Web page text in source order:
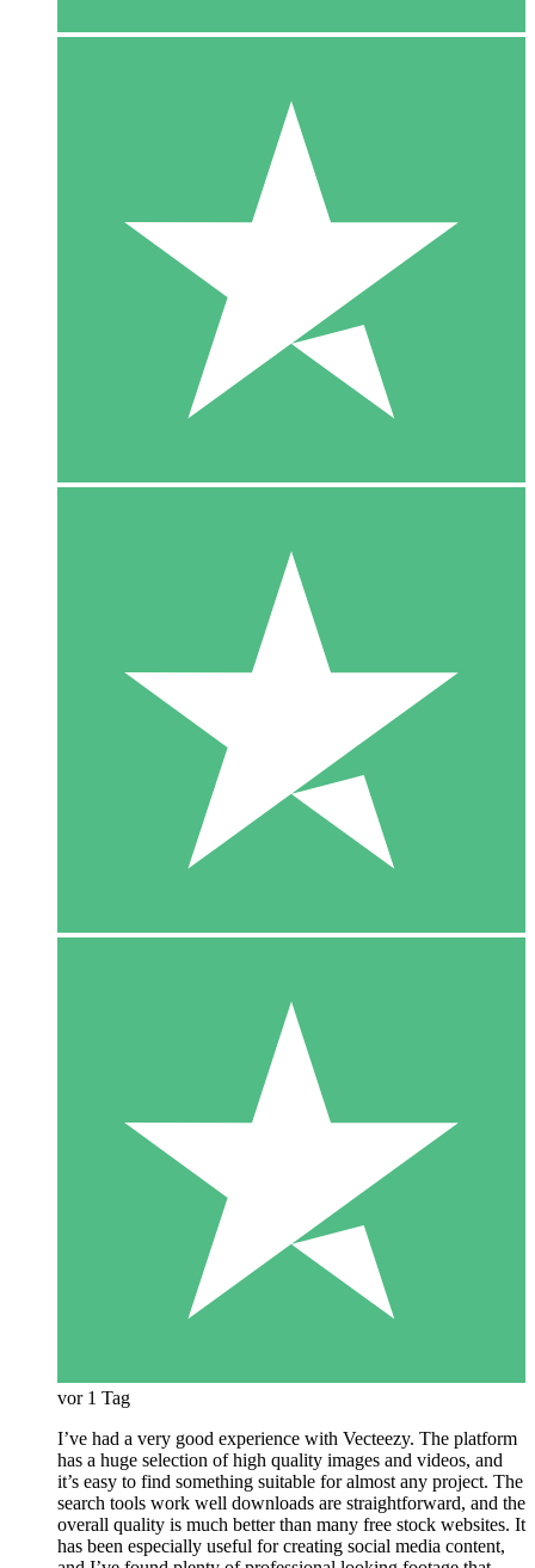
vor 1 Tag
I’ve had a very good experience with Vecteezy. The platform
has a huge selection of high quality images and videos, and
it’s easy to find something suitable for almost any project. The
search tools work well downloads are straightforward, and the
overall quality is much better than many free stock websites. It
has been especially useful for creating social media content,